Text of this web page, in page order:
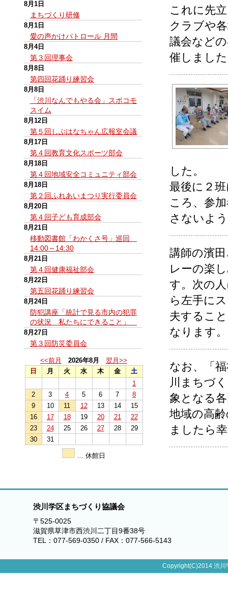
8月1日
まちづくり研修
8月1日
愛の声かけパトロール 月間
8月4日
第３回理事会
8月8日
第四回花踊り練習会
8月8日
「渋川なんでもやる会」スポコモ
スイム
8月12日
第５回しぶはなちゃん広報室会議
8月17日
第４回教育文化スポーツ部会
8月18日
第４回地域安全コミュニティ部会
8月18日
第２回ふれあいまつり実行委員会
8月20日
第４回子ども育成部会
8月21日
移動図書館「わかくさ号」巡回
14:00～14:30
8月21日
第４回健康福祉部会
8月22日
第五回花踊り練習会
8月24日
防犯講座「統計で見る市内の犯罪
の状況 私たちにできること」
8月27日
第３回防災委員会
<<前月 2026年8月
翌月>>
日
月 火 水 木 金
土
1
2
3 4 5 6 7
8
9
10 11 12 13 14
15
16
17 18 19 20 21
22
23
24 25 26 27 28
29
30
31
… 休館日
これに先
クラブや
議会など
催しまし
した。
最後に２
ころ、参
さないよ
講師の濱
レーの楽
す。次の
ら左手に
夫するこ
なります
なお、「
川まちづ
象となる
地域の高
ましたら
渋川学区まちづくり協議会
〒525-0025
滋賀県草津市西渋川二丁目9番38号
TEL：077-569-0350 / FAX：077-566-5143
Copyright(C)2014 渋川